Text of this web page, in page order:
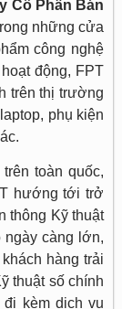
Cổ Phần Bán
những cửa
công nghệ
động, FPT
trên thị trường
phụ kiện
toàn quốc,
hướng tới trở
thông Kỹ thuật
ngày càng lớn,
hàng trải
thuật số chính
kèm dịch vụ